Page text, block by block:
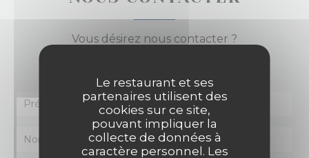
Le restaurant et ses
partenaires utilisent des
cookies sur ce site,
pouvant impliquer la
collecte de données à
caractère personnel. Les
Vous désirez nous contacter ?